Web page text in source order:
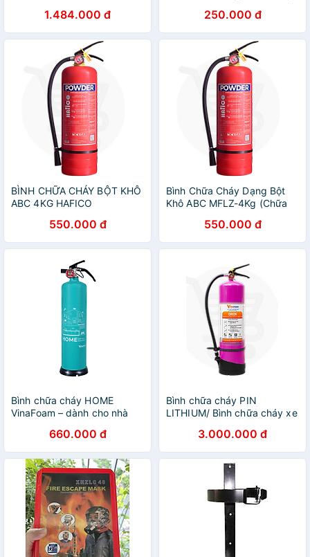
cháy đa năng 1 lít
1.484.000 đ 250.000 đ
BÌNH CHỮA CHÁY BỘT KHÔ
ABC 4KG HAFICO
550.000 đ
Bình Chữa Cháy Dạng Bột
Khô ABC MFLZ-4Kg (Chữa
550.000 đ
Bình chữa cháy HOME
VinaFoam – dành cho nhà
660.000 đ
Bình chữa cháy PIN
LITHIUM/ Bình chữa cháy xe
3.000.000 đ